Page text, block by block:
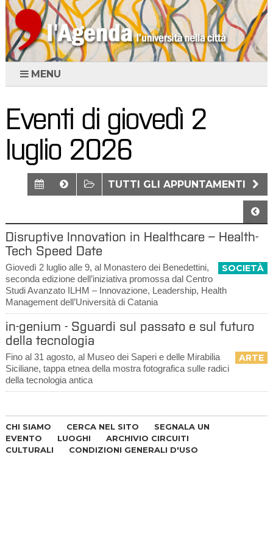
MENU
Eventi di giovedì 2
luglio 2026
TUTTI GLI APPUNTAMENTI
Disruptive Innovation in Healthcare – Health-
Tech Speed Date
SOCIETÀ
Giovedì 2 luglio alle 9, al Monastero dei Benedettini,
seconda edizione dell’iniziativa promossa dal Centro
Studi Avanzato ILHM – Innovazione, Leadership, Health
Management dell’Università di Catania
in-genium - Sguardi sul passato e sul futuro
della tecnologia
ARTE
Fino al 31 agosto, al Museo dei Saperi e delle Mirabilia
Siciliane, tappa etnea della mostra fotografica sulle radici
della tecnologia antica
CHI SIAMO CERCA NEL SITO
SEGNALA UN
EVENTO
LUOGHI
ARCHIVIO CIRCUITI
CULTURALI
CONDIZIONI GENERALI D'USO